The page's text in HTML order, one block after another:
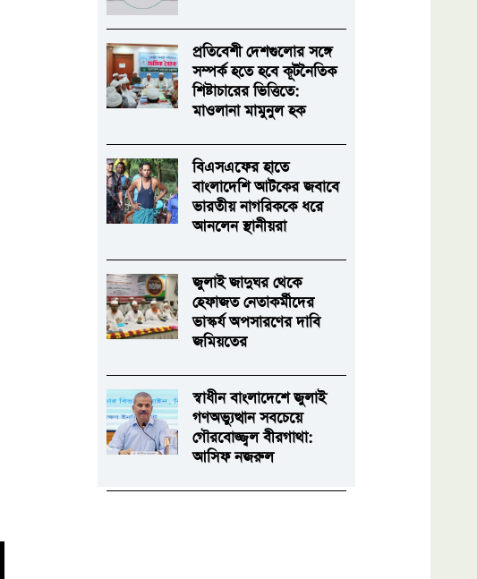
প্রতিবেশী দেশগুলোর সঙ্গে
সম্পর্ক হতে হবে কূটনৈতিক
শিষ্টাচারের ভিত্তিতে:
মাওলানা মামুনুল হক
বিএসএফের হাতে
বাংলাদেশি আটকের জবাবে
ভারতীয় নাগরিককে ধরে
আনলেন স্থানীয়রা
জুলাই জাদুঘর থেকে
হেফাজত নেতাকর্মীদের
ভাস্কর্য অপসারণের দাবি
জমিয়তের
স্বাধীন বাংলাদেশে জুলাই
গণঅভ্যুত্থান সবচেয়ে
গৌরবোজ্জ্বল বীরগাথা:
আসিফ নজরুল